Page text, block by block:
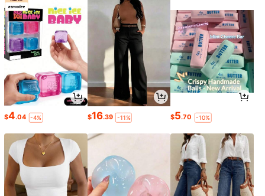
$4.04 -4% $16.39 -11% $5.70 -10%